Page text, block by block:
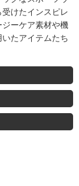
けたインスピレ
ーケア素材や機
たアイテムたち